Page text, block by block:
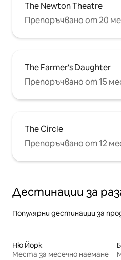
The Newton Theatre
Препоръчвано от 20
The Farmer's Daughter
Препоръчвано от 15
The Circle
Препоръчвано от 12
Дестинации за
Популярни дестинации за
Ню Йорк
Места за месечно наемане